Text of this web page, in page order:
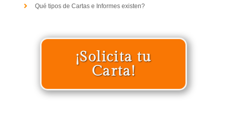
Qué tipos de Cartas e Informes existen?
¡Solicita tu
Carta!